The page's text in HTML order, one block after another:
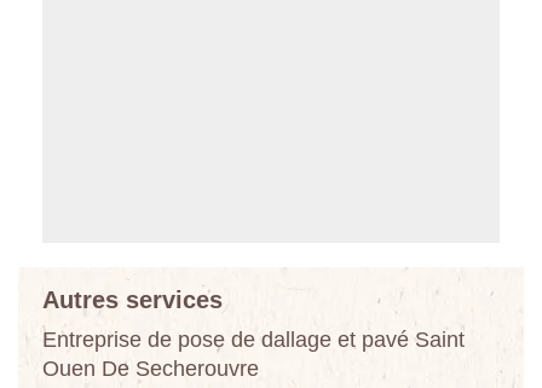
Autres services
Entreprise de pose de dallage et pavé Saint
Ouen De Secherouvre